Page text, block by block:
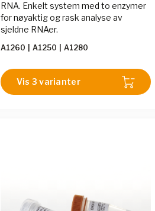
RNA. Enkelt system med to enzymer
for nøyaktig og rask analyse av
sjeldne RNAer.
A1260 A1250 A1280
Vis 3 varianter